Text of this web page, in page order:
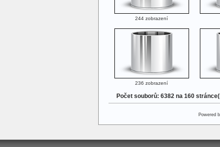
244 zobrazení
236 zobrazení
Počet souborů: 6382 na 160
Powered